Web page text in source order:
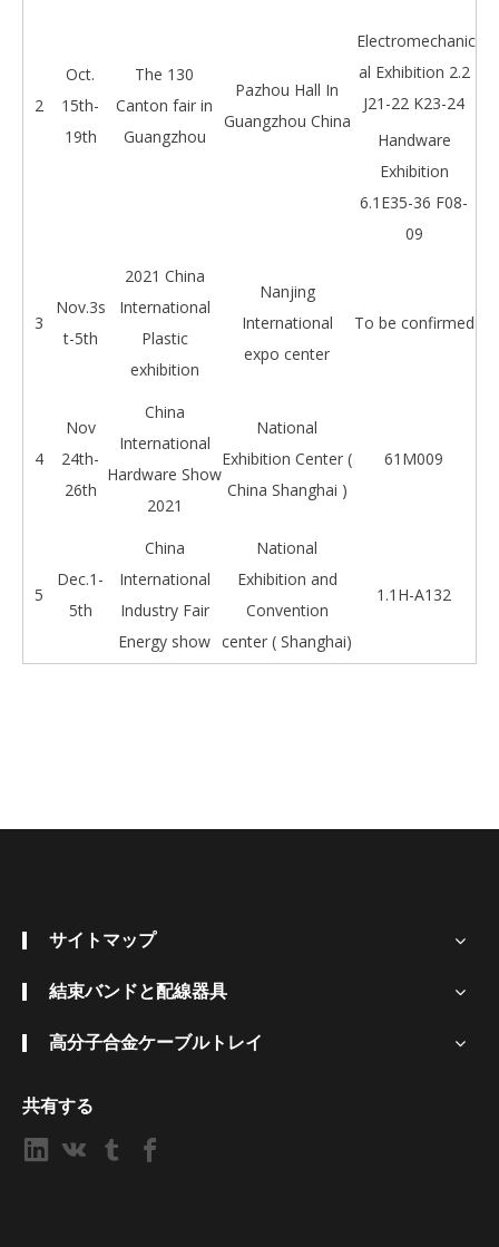
2
Oct.
15th-
19th
The 130
Canton fair in
Guangzhou
Pazhou Hall In
Guangzhou China
Electromechanic
al Exhibition 2.2
J21-22 K23-24
Handware
Exhibition
6.1E35-36 F08-
09
3
Nov.3s
t-5th
2021 China
International
Plastic
exhibition
Nanjing
International
expo center
To be confirmed
4
Nov
24th-
26th
China
International
Hardware Show
2021
National
Exhibition Center (
China Shanghai )
61M009
5
Dec.1-
5th
China
International
Industry Fair
Energy show
National
Exhibition and
Convention
center ( Shanghai)
1.1H-A132
サイトマップ
結束バンドと配線器具
高分子合金ケーブルトレイ
共有する